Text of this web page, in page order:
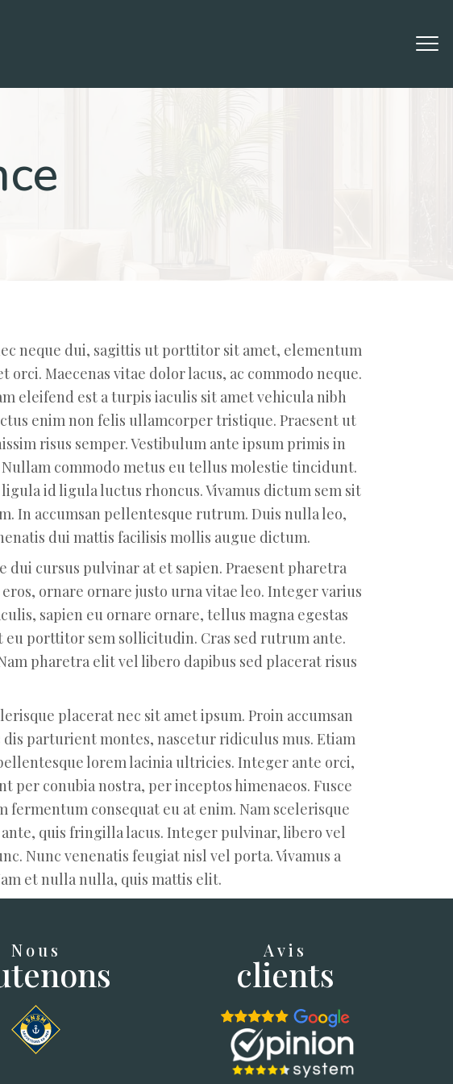
neque dui, sagittis ut porttitor sit amet, elementum
Maecenas vitae dolor lacus, ac commodo neque.
eleifend est a turpis iaculis sit amet vehicula nibh
enim non felis ullamcorper tristique. Praesent ut
risus semper. Vestibulum ante ipsum primis in
commodo metus eu tellus molestie tincidunt.
id ligula luctus rhoncus. Vivamus dictum sem sit
In accumsan pellentesque rutrum. Duis nulla leo,
dui mattis facilisis mollis augue dictum.
cursus pulvinar at et sapien. Praesent pharetra
ornare ornare justo urna vitae leo. Integer varius
sapien eu ornare ornare, tellus magna egestas
porttitor sem sollicitudin. Cras sed rutrum ante.
pharetra elit vel libero dapibus sed placerat risus
placerat nec sit amet ipsum. Proin accumsan
parturient montes, nascetur ridiculus mus. Etiam
lorem lacinia ultricies. Integer ante orci,
per conubia nostra, per inceptos himenaeos. Fusce
consequat eu at enim. Nam scelerisque
quis fringilla lacus. Integer pulvinar, libero vel
Nunc venenatis feugiat nisl vel porta. Vivamus a
et nulla nulla, quis mattis elit.
Nous Avis
clients